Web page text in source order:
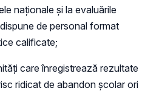
naționale și la evaluările
de personal format
calificate;
care înregistrează rezultate
ridicat de abandon școlar ori